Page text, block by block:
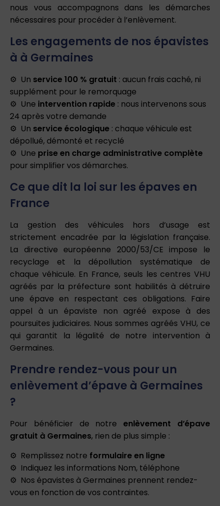
nous vous accompagnons dans les démarches
nécessaires pour procéder à l’enlèvement.
Les engagements de nos épavistes
à à Germaines
Un service 100 % gratuit : aucun frais caché, ni
supplément pour le remorquage
Une intervention rapide : nous intervenons sous
24 après votre demande
Un service écologique : chaque véhicule est
dépollué, démonté et recyclé
Une prise en charge administrative complète
pour simplifier vos démarches.
Ce que dit la loi sur les épaves en
France
La gestion des véhicules hors d’usage est
strictement encadrée par la législation française.
La directive européenne 2000/53/CE impose le
recyclage et la dépollution systématique de
chaque véhicule. En France, seuls les centres VHU
agréés par la préfecture sont habilités à détruire
une épave en respectant ces obligations. Faire
appel à un épaviste non agréé expose à des
poursuites judiciaires. Nous sommes agréés VHU, ce
qui garantit la légalité de notre intervention à
Germaines.
Prendre rendez-vous pour un
enlèvement d’épave à Germaines
?
Pour bénéficier de notreenlèvement d’épave
gratuit à Germaines, rien de plus simple :
Remplissez notre formulaire en ligne
Indiquez les informations Nom, téléphone
Nos épavistes à Germaines prennent rendez-
vous en fonction de vos contraintes.